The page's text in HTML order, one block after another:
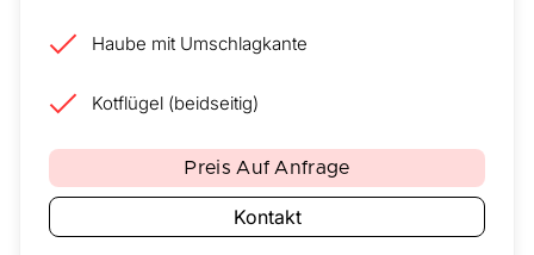
Haube mit Umschlagkante
Kotflügel (beidseitig)
Preis Auf Anfrage
Kontakt